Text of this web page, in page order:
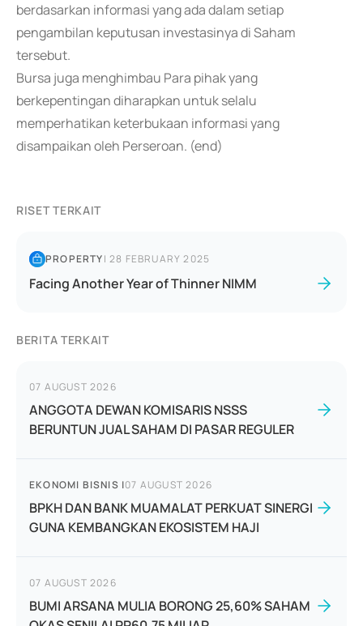
berdasarkan informasi yang ada dalam setiap
pengambilan keputusan investasinya di Saham
tersebut.
Bursa juga menghimbau Para pihak yang
berkepentingan diharapkan untuk selalu
memperhatikan keterbukaan informasi yang
disampaikan oleh Perseroan. (end)
RISET TERKAIT
PROPERTY|28 FEBRUARY 2025
Facing Another Year of Thinner NIMM
BERITA TERKAIT
07 AUGUST 2026
ANGGOTA DEWAN KOMISARIS NSSS
BERUNTUN JUAL SAHAM DI PASAR REGULER
EKONOMI BISNIS |07 AUGUST 2026
BPKH DAN BANK MUAMALAT PERKUAT SINERGI
GUNA KEMBANGKAN EKOSISTEM HAJI
07 AUGUST 2026
BUMI ARSANA MULIA BORONG 25,60% SAHAM